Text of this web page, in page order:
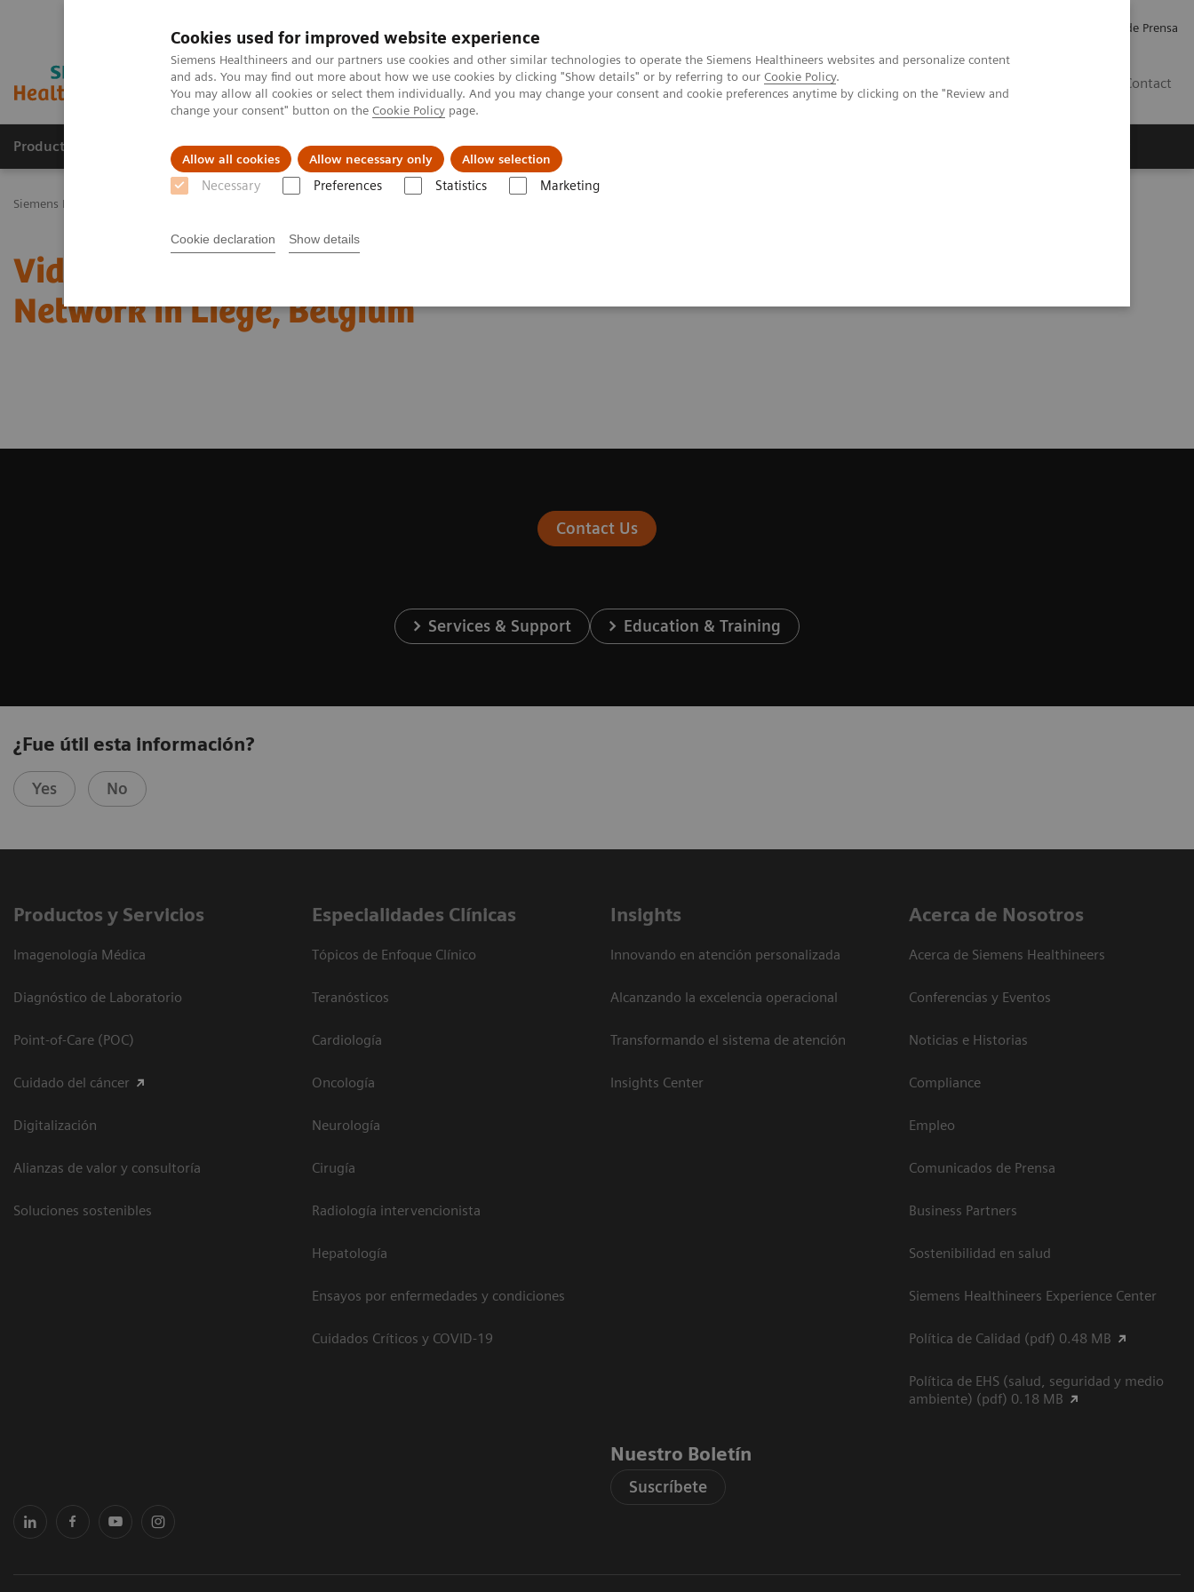
Cookies used for improved website experience
Siemens Healthineers and our partners use cookies and other similar technologies to operate the Siemens Healthineers websites and personalize content
and ads. You may find out more about how we use cookies by clicking "Show details" or by referring to our Cookie Policy.
You may allow all cookies or select them individually. And you may change your consent and cookie preferences anytime by clicking on the "Review and
change your consent" button on the Cookie Policy page.
Allow all cookies Allow necessary only Allow selection
Necessary Preferences Statistics Marketing
Cookie declaration Show details
Comunicados de Prensa
Contact
Productos y servicios Especialidades Clínicas Servicios post venta
Siemens Healthineers Latinoamérica
Video: Proximity Care within the MOVE Hospital
Network in Liege, Belgium
Contact Us
Services & Support Education & Training
¿Fue útil esta información?
Yes No
Productos y Servicios
Imagenología Médica
Diagnóstico de Laboratorio
Point-of-Care (POC)
Cuidado del cáncer
Digitalización
Alianzas de valor y consultoría
Soluciones sostenibles
Especialidades Clínicas
Tópicos de Enfoque Clínico
Teranósticos
Cardiología
Oncología
Neurología
Cirugía
Radiología intervencionista
Hepatología
Ensayos por enfermedades y condiciones
Cuidados Críticos y COVID-19
Insights
Innovando en atención personalizada
Alcanzando la excelencia operacional
Transformando el sistema de atención
Insights Center
Acerca de Nosotros
Acerca de Siemens Healthineers
Conferencias y Eventos
Noticias e Historias
Compliance
Empleo
Comunicados de Prensa
Business Partners
Sostenibilidad en salud
Siemens Healthineers Experience Center
Política de Calidad (pdf) 0.48 MB
Política de EHS (salud, seguridad y medio
ambiente) (pdf) 0.18 MB
Nuestro Boletín
Suscríbete